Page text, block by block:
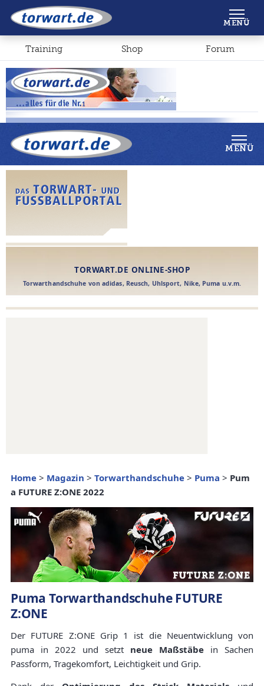
Shop Forum
MENÜ
Home > Magazin > Torwarthandschuhe > Puma > Pum
a FUTURE Z:ONE 2022
Puma Torwarthandschuhe FUTURE
Z:ONE
Der FUTURE Z:ONE Grip 1 ist die Neuentwicklung von
puma in 2022 und setzt neue Maßstäbe in Sachen
Passform, Tragekomfort, Leichtigkeit und Grip.